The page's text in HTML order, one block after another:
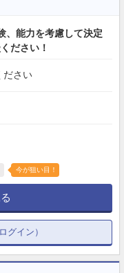
能力を考慮して決定
ださい！
ださい
今が狙い目！
グイン）